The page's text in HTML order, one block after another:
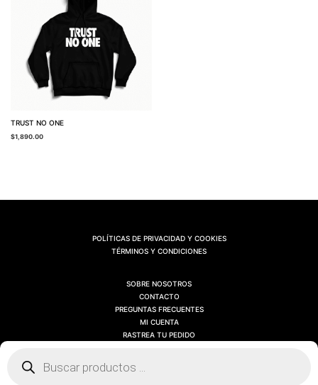
TRUST NO ONE
$1,890.00
POLÍTICAS DE PRIVACIDAD Y COOKIES
TÉRMINOS Y CONDICIONES
SOBRE NOSOTROS
CONTACTO
PREGUNTAS FRECUENTES
MI CUENTA
RASTREA TU PEDIDO
Búsqueda